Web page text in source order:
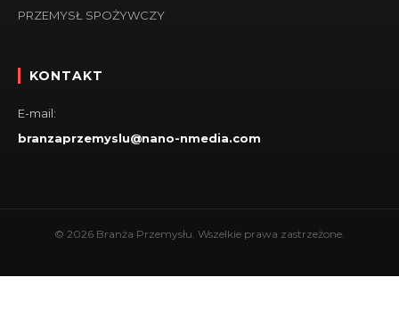
PRZEMYSŁ SPOŻYWCZY
KONTAKT
E-mail:
branzaprzemyslu@nano-nmedia.com
© 2026 Branża Przemysłu. Wszelkie prawa zastrzeżone.